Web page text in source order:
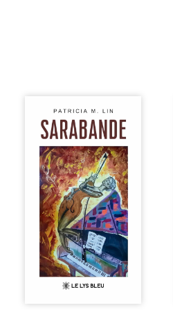
Aux chants
crépitants de l’été,
Sous le silence
ouaté de la neige
en hiver, Au cours
de nuits pâles,
Dans la clarté
bienveillante de la
lune, Rêves,
pensées, révoltes
et espoirs… Des
mots s’assemblent,
colorés, rebelles
aux règles de la
poésie, mais
chantant en